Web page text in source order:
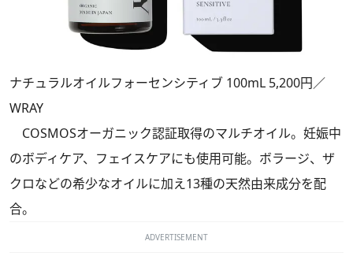
ナチュラルオイルフォーセンシティブ 100mL 5,200円／
WRAY
COSMOSオーガニック認証取得のマルチオイル。妊娠中
のボディケア、フェイスケアにも使用可能。ボラージ、ザ
クロなどの希少なオイルに加え13種の天然由来成分を配
合。
ADVERTISEMENT